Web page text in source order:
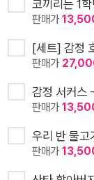
코끼리는 1학
판매가
[세트] 감정
판매가
감정 서커스
판매가
우리 반 물고
판매가